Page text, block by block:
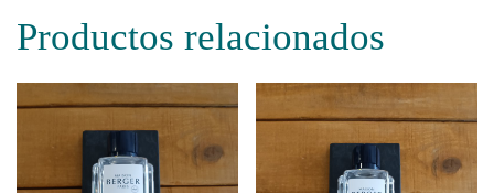
Productos relacionados